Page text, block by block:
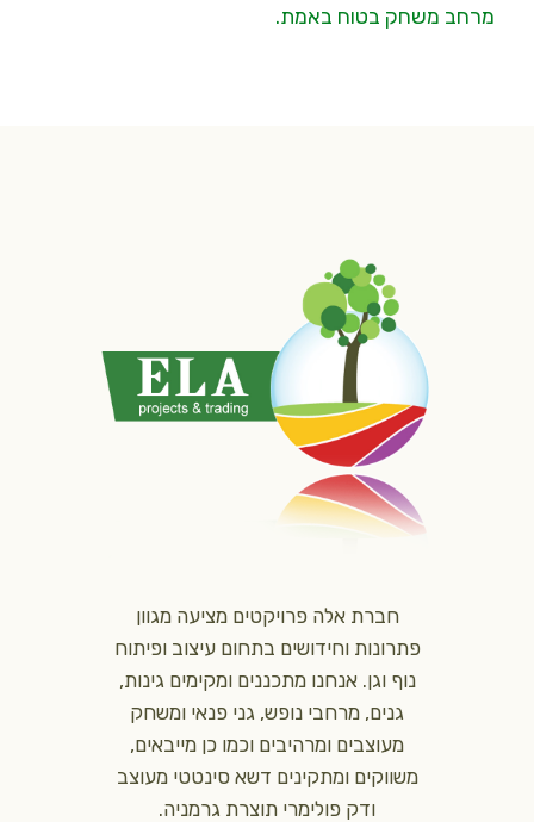
מרחב משחק בטוח באמת.
חברת אלה פרויקטים מציעה מגוון
פתרונות וחידושים בתחום עיצוב ופיתוח
נוף וגן. אנחנו מתכננים ומקימים גינות,
גנים, מרחבי נופש, גני פנאי ומשחק
מעוצבים ומרהיבים וכמו כן מייבאים,
משווקים ומתקינים דשא סינטטי מעוצב
ודק פולימרי תוצרת גרמניה.